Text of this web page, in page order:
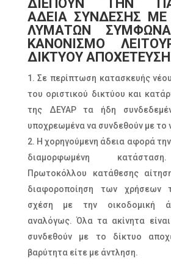
ΔΙΕΠΟΥΝ ΤΗΝ
ΑΔΕΙΑ ΣΥΝΔΕΣΗΣ
ΛΥΜΑΤΩΝ
ΚΑΝΟΝΙΣΜΟ
ΔΙΚΤΥΟΥ
Σε περίπτωση κατασκευής
του οριστικού δικτύου και
της ΔΕΥΑΡ τα ήδη
υποχρεωμένα να συνδεθούν με το
Η χορηγούμενη άδεια αφορά
διαμορφωμένη
Πρωτοκόλλου κατάθεσης
διαφοροποίηση των χρήσεων
σχέση με την οικοδομική
αναλόγως. Όλα τα ακίνητα
συνδεθούν με το δίκτυο
βαρύτητα είτε με άντληση.